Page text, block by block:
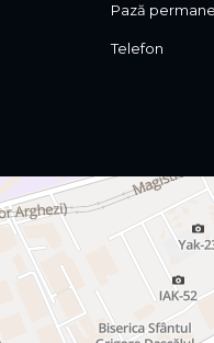
Pază
Telefon